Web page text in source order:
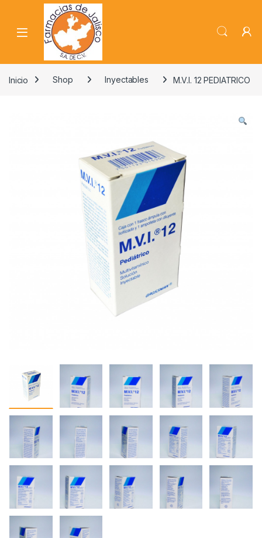
Skip to navigation
Skip to content
Inicio Shop Inyectables M.V.I. 12 PEDIATRICO